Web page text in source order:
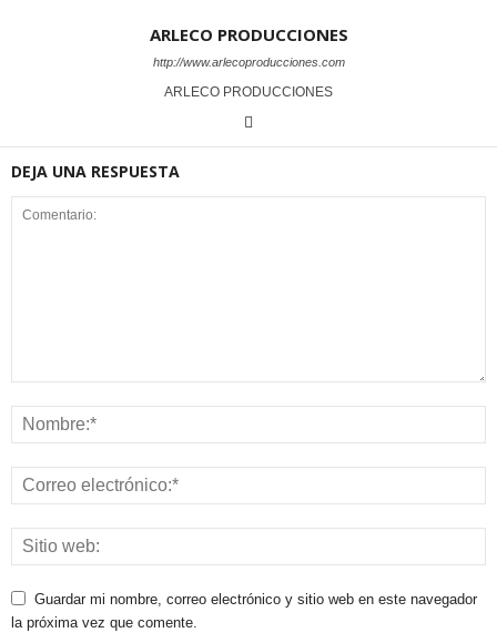
ARLECO PRODUCCIONES
http://www.arlecoproducciones.com
ARLECO PRODUCCIONES
DEJA UNA RESPUESTA
Guardar mi nombre, correo electrónico y sitio web en este navegador
la próxima vez que comente.